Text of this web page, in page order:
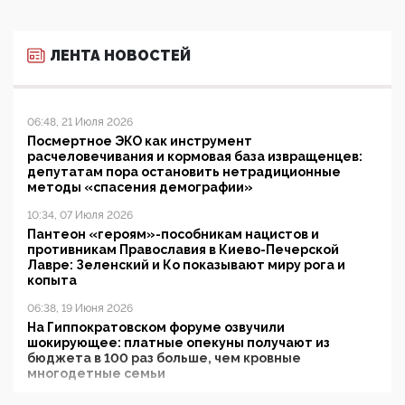
ЛЕНТА НОВОСТЕЙ
06:48, 21 Июля 2026
Посмертное ЭКО как инструмент
расчеловечивания и кормовая база извращенцев:
депутатам пора остановить нетрадиционные
методы «спасения демографии»
10:34, 07 Июля 2026
Пантеон «героям»-пособникам нацистов и
противникам Православия в Киево-Печерской
Лавре: Зеленский и Ко показывают миру рога и
копыта
06:38, 19 Июня 2026
На Гиппократовском форуме озвучили
шокирующее: платные опекуны получают из
бюджета в 100 раз больше, чем кровные
многодетные семьи